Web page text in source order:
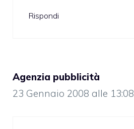
Rispondi
Agenzia pubblicità
23 Gennaio 2008 alle 13:08